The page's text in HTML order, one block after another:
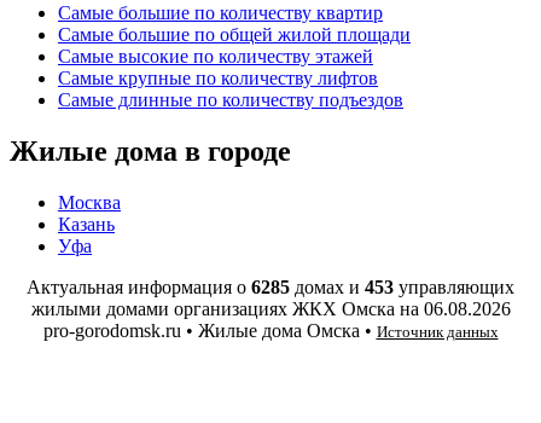
Самые большие по количеству квартир
Самые большие по общей жилой площади
Самые высокие по количеству этажей
Самые крупные по количеству лифтов
Самые длинные по количеству подъездов
Жилые дома в городе
Москва
Казань
Уфа
Актуальная информация о 6285 домах и 453 управляющих
жилыми домами организациях ЖКХ Омска на 06.08.2026
pro-gorodomsk.ru • Жилые дома Омска • Источник данных